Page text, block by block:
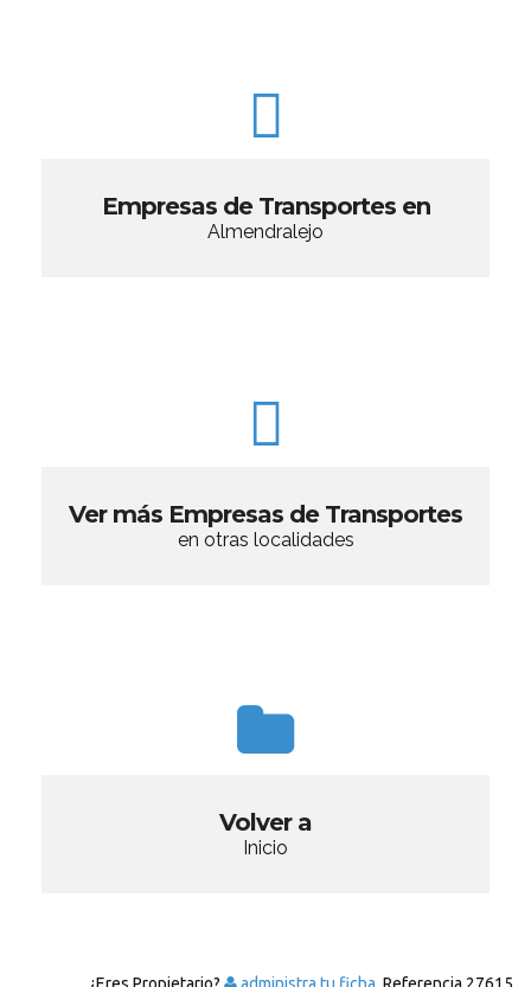
Empresas de Transportes en
Almendralejo
Ver más Empresas de Transportes
en otras localidades
Volver a
Inicio